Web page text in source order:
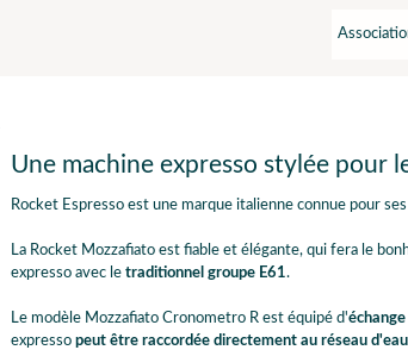
Une machine expresso stylée pour
Rocket Espresso est une marque italienne connue pour
La Rocket Mozzafiato est fiable et élégante, qui fera le
expresso avec le traditionnel groupe E61.
Le modèle Mozzafiato Cronometro R est équipé d'
expresso peut être raccordée directement au réseau d'eau